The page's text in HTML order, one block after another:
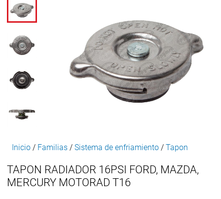
Inicio / Familias / Sistema de enfriamiento / Tapon
TAPON RADIADOR 16PSI FORD, MAZDA,
MERCURY MOTORAD T16